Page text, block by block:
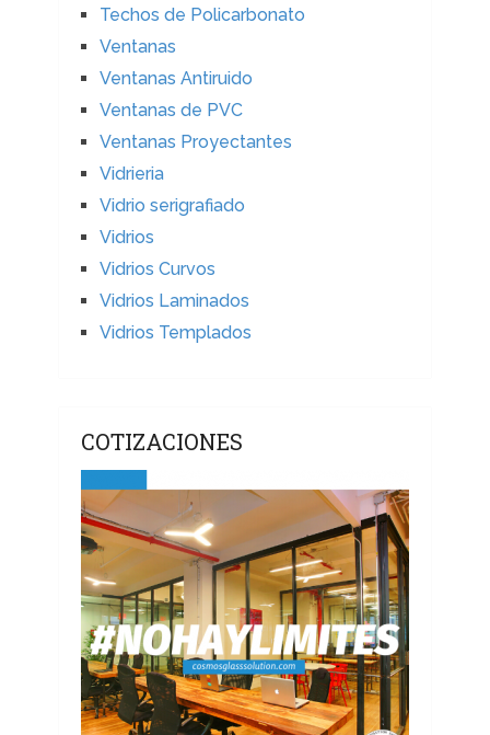
Techos de Policarbonato
Ventanas
Ventanas Antiruido
Ventanas de PVC
Ventanas Proyectantes
Vidrieria
Vidrio serigrafiado
Vidrios
Vidrios Curvos
Vidrios Laminados
Vidrios Templados
COTIZACIONES